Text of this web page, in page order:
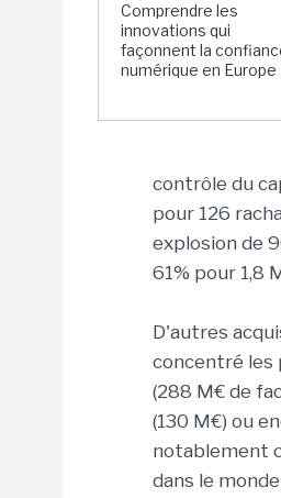
Comprendre les
innovations qui
façonnent la
numérique en Europe
contrôle du
pour 126
explosion de
61% pour 1,8
D'autres
concentré les
(288 M€ de
(130 M€) ou
notablement
dans le